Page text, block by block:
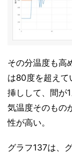
その分温度も高
は80度を超えて
挿しして、間が
気温度そのもの
性が高い。
グラフ137は、